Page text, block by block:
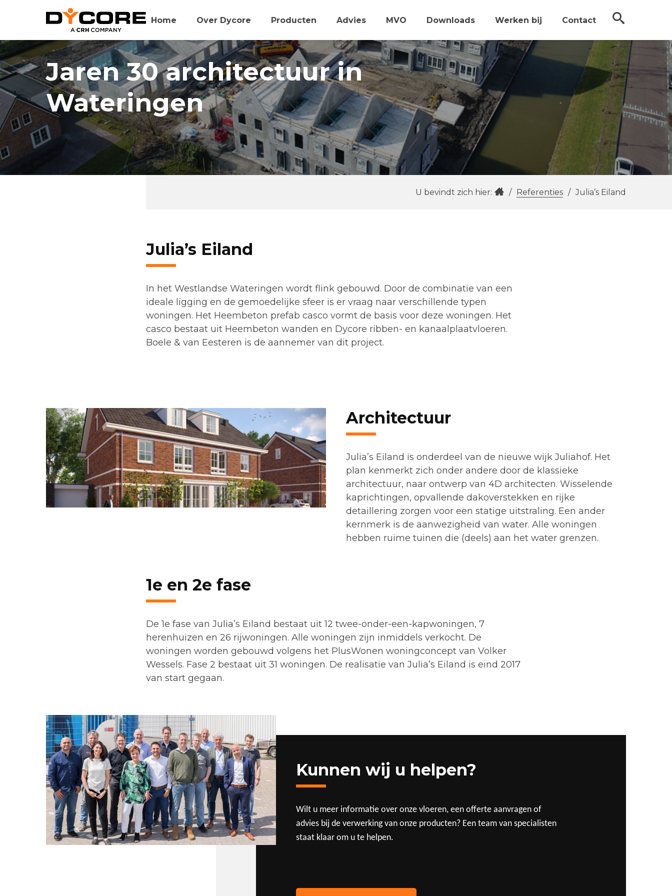
Home Over Dycore Producten Advies MVO Downloads Werken bij Contact
Jaren 30 architectuur in
Wateringen
U bevindt zich hier: / Referenties / Julia’s Eiland
Julia’s Eiland
In het Westlandse Wateringen wordt flink gebouwd. Door de combinatie van een
ideale ligging en de gemoedelijke sfeer is er vraag naar verschillende typen
woningen. Het Heembeton prefab casco vormt de basis voor deze woningen. Het
casco bestaat uit Heembeton wanden en Dycore ribben- en kanaalplaatvloeren.
Boele & van Eesteren is de aannemer van dit project.
Architectuur
Julia’s Eiland is onderdeel van de nieuwe wijk Juliahof. Het
plan kenmerkt zich onder andere door de klassieke
architectuur, naar ontwerp van 4D architecten. Wisselende
kaprichtingen, opvallende dakoverstekken en rijke
detaillering zorgen voor een statige uitstraling. Een ander
kernmerk is de aanwezigheid van water. Alle woningen
hebben ruime tuinen die (deels) aan het water grenzen.
1e en 2e fase
De 1e fase van Julia’s Eiland bestaat uit 12 twee-onder-een-kapwoningen, 7
herenhuizen en 26 rijwoningen. Alle woningen zijn inmiddels verkocht. De
woningen worden gebouwd volgens het PlusWonen woningconcept van Volker
Wessels. Fase 2 bestaat uit 31 woningen. De realisatie van Julia’s Eiland is eind 2017
van start gegaan.
Kunnen wij u helpen?
Wilt u meer informatie over onze vloeren, een offerte aanvragen of
advies bij de verwerking van onze producten? Een team van specialisten
staat klaar om u te helpen.